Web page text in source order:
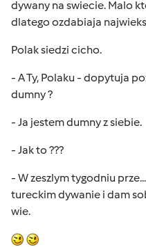
dywany na swiecie. Malo
dlatego ozdabiaja
Polak siedzi cicho.
- A Ty, Polaku - dopytuja
dumny ?
- Ja jestem dumny z siebie.
- Jak to ???
- W zeszlym tygodniu
tureckim dywanie i dam
wie.